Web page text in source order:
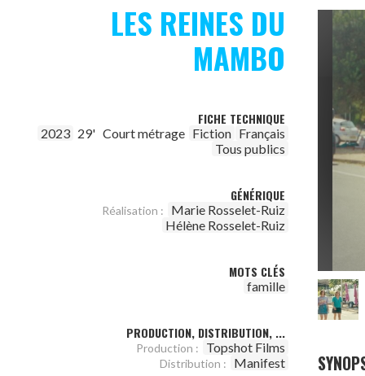
LES REINES DU
MAMBO
FICHE TECHNIQUE
2023 29' Court métrage Fiction Français
Tous publics
GÉNÉRIQUE
Réalisation :
Marie Rosselet-Ruiz
Hélène Rosselet-Ruiz
MOTS CLÉS
famille
PRODUCTION, DISTRIBUTION, ...
Production : Topshot Films
Distribution : Manifest